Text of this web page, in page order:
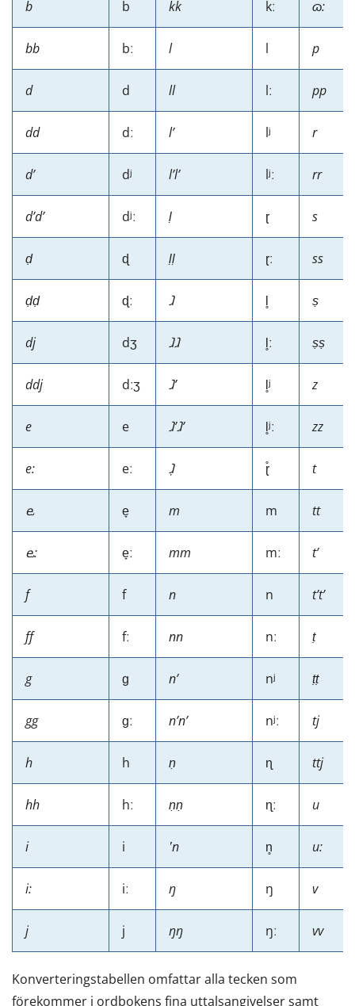
b b kk kː ɷ:
bb bː l l p
d d ll lː pp
dd dː lʼ lʲ r
dʼ dʲ lʼlʼ lʲː rr
dʼdʼ dʲː ḷ ɽ s
ḍ ɖ ḷḷ ɽː ss
ḍḍ ɖː ⱹ l̥ ṣ
dj dʒ ⱹⱹ l̥ː ṣṣ
ddj dːʒ ⱹʼ l̥ʲ z
e e ⱹʼⱹʼ l̥ʲː zz
e: eː ⱹ̣ ɽ̊ t
ⱸ e̞ m m tt
ⱸ: e̞ː mm mː tʼ
f f n n tʼtʼ
ff fː nn nː ṭ
g ɡ nʼ nʲ ṭṭ
gg ɡː nʼnʼ nʲː tj
h h ṇ ɳ ttj
hh hː ṇṇ ɳː u
i i ʽn n̥ u:
i: iː ŋ ŋ v
j j ŋŋ ŋː vv
Konverteringstabellen omfattar alla tecken som
förekommer i ordbokens fina uttalsangivelser samt